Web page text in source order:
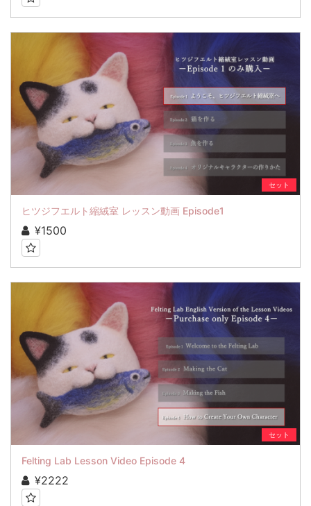
セット
ヒツジフエルト縮絨室 レッスン動画 Episode1
¥1500
セット
Felting Lab Lesson Video Episode 4
¥2222